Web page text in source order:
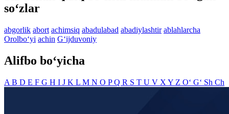
so‘zlar
abgorlik abort achimsiq abadulabad abadiylashtir ablahlarcha
Orolbo‘yi achin G‘ijduvoniy
Alifbo bo‘yicha
A B D E F G H I J K L M N O PQ R S T U V X Y Z O‘ G‘ Sh Ch